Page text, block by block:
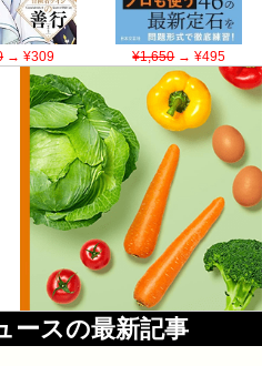
→ ¥309 ¥1,650→ ¥495
ースの最新記事